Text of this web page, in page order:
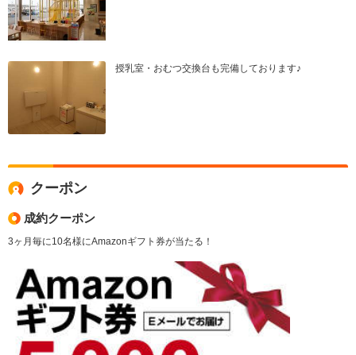
授乳室・おむつ交換台も完備しております♪
クーポン
成約クーポン
3ヶ月毎に10名様にAmazonギフト券が当たる！